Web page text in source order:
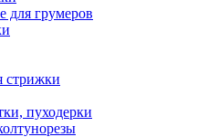
для грумеров
стрижки
пуходерки